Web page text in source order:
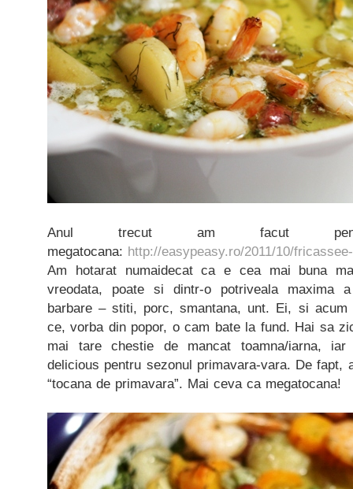
Anul trecut am facut
megatocana: http://easypeasy.ro/2011/10/
Am hotarat numaidecat ca e cea mai buna
vreodata, poate si dintr-o potriveala maxima
barbare – stiti, porc, smantana, unt. Ei, si
ce, vorba din popor, o cam bate la fund. Hai sa
mai tare chestie de mancat toamna/iarna,
delicious pentru sezonul primavara-vara. De fapt,
“tocana de primavara”. Mai ceva ca megatocana!